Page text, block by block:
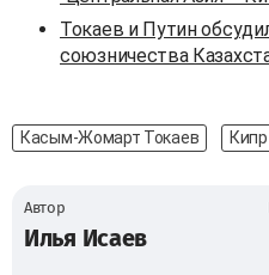
Токаев и Путин
союзничества
Касым-Жомарт Токаев Кипр
Автор
Илья Исаев